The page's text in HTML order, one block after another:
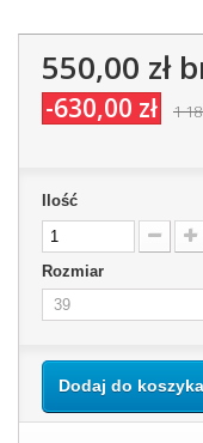
550,00 zł
-630,00 zł 1
Ilość
Rozmiar
Dodaj do koszyka